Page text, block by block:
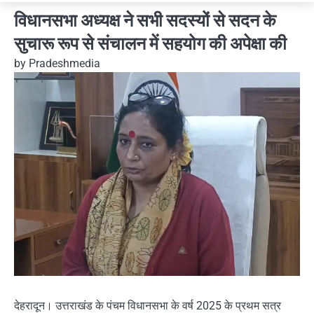
विधानसभा अध्यक्ष ने सभी सदस्यों से सदन के
सुचारू रूप से संचालन में सहयोग की अपेक्षा की
by Pradeshmedia
देहरादून। उत्तराखंड के पंचम विधानसभा के वर्ष 2025 के प्रथम सत्र